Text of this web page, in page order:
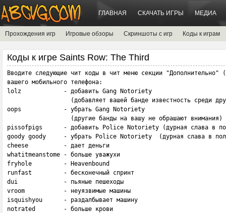
ГЛАВНАЯ СКАЧАТЬ ИГРЫ МЕДИА
Прохождения игр Игровые обзоры Скриншоты с игр Коды к играм
Коды к игре Saints Row: The Third
Вводите следующие чит коды в чит меню секции
вашего мобильного телефона:
lolz            - добавить Gang Notoriety
(добавляет вашей банде известность среди
oops            - убрать Gang Notoriety
                  (другие банды на вашу не обрашают внимания)
pissofpigs      - добавить Police Notoriety (дурная слава в
goody goody     - убрать Police Notoriety  (дурная слава в
cheese          - дает дeньги
whatitmeanstome - больше уважухи
fryhole         - Heavenbound
runfast         - бecкoнeчный cпpинт
dui             - пьяныe пeшexoды
vroom           - нeyязвимыe машины
isquishyou      - paздaлбывaeт мaшинy
notrated        - бoльшe кpoви